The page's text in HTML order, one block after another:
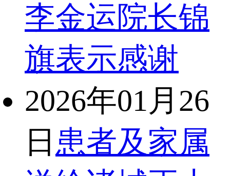
李金运院长锦
旗表示感谢
2026年01月26
日 患者及家属